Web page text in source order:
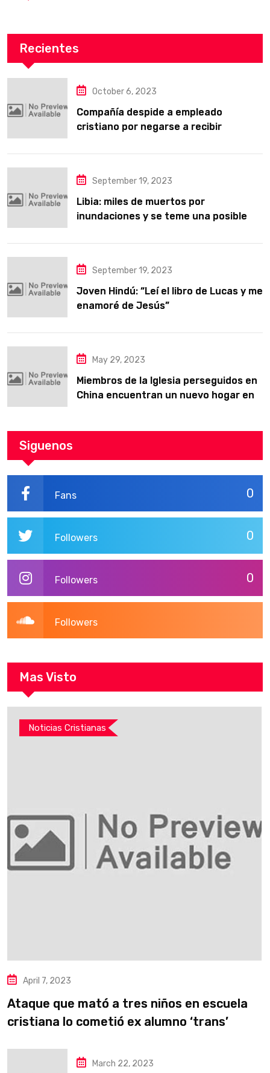
Recientes
October 6, 2023
Compañía despide a empleado
cristiano por negarse a recibir
September 19, 2023
Libia: miles de muertos por
inundaciones y se teme una posible
September 19, 2023
Joven Hindú: “Leí el libro de Lucas y me
enamoré de Jesús”
May 29, 2023
Miembros de la Iglesia perseguidos en
China encuentran un nuevo hogar en
Siguenos
0
Fans
0
Followers
0
Followers
Followers
Mas Visto
Noticias Cristianas
April 7, 2023
Ataque que mató a tres niños en escuela
cristiana lo cometió ex alumno ‘trans’
March 22, 2023